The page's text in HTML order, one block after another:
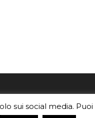
o i
brochureda
sui social media.